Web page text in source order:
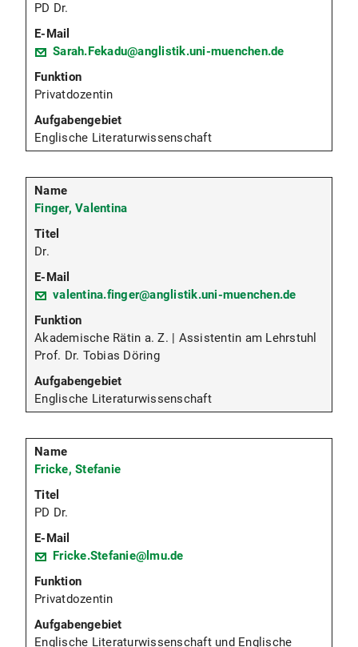
PD Dr.
Sarah.Fekadu@anglistik.uni-muenchen.de
Privatdozentin
Englische Literaturwissenschaft
Finger, Valentina
Dr.
valentina.finger@anglistik.uni-muenchen.de
Akademische Rätin a. Z. | Assistentin am Lehrstuhl
Prof. Dr. Tobias Döring
Englische Literaturwissenschaft
Fricke, Stefanie
PD Dr.
Fricke.Stefanie@lmu.de
Privatdozentin
Englische Literaturwissenschaft und Englische